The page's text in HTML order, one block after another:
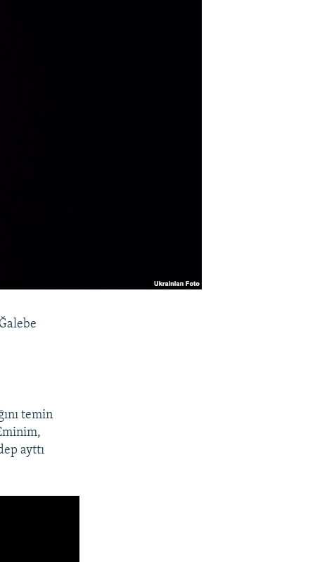
temin
ayttı